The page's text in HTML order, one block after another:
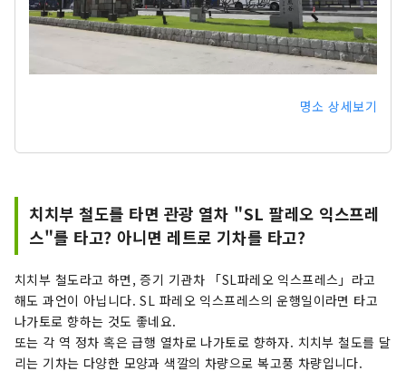
명소 상세보기
치치부 철도를 타면 관광 열차 "SL 팔레오 익스프레
스"를 타고? 아니면 레트로 기차를 타고?
치치부 철도라고 하면, 증기 기관차 「SL파레오 익스프레스」라고
해도 과언이 아닙니다. SL 파레오 익스프레스의 운행일이라면 타고
나가토로 향하는 것도 좋네요.
또는 각 역 정차 혹은 급행 열차로 나가토로 향하자. 치치부 철도를 달
리는 기차는 다양한 모양과 색깔의 차량으로 복고풍 차량입니다.